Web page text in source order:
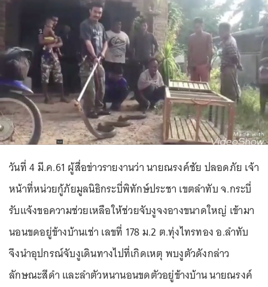
วันที่ 4 มี.ค.61 ผู้สื่อข่าวรายงานว่า นายณรงค์ชัย ปลอดภัย เจ้า
หน้าที่หน่วยกู้ภัยมูลนิธิกระบี่พิทักษ์ประชา เขตลำทับ จ.กระบี่
รับแจ้งขอความช่วยเหลือให้ช่วยจับงูจงอางขนาดใหญ่ เข้ามา
นอนขดอยู่ข้างบ้านเช่า เลขที่ 178 ม.2 ต.ทุ่งไทรทอง อ.ลำทับ
จึงนำอุปกรณ์จับงูเดินทางไปที่เกิดเหตุ พบงูตัวดังกล่าว
ลักษณะสีดำ และลำตัวหนานอนขดตัวอยู่ข้างบ้าน นายณรงค์